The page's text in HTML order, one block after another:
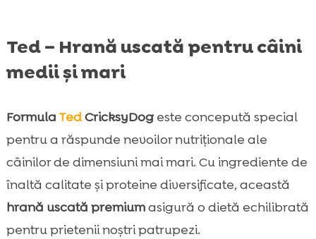
Ted – Hrană uscată pentru câini
medii și mari
Formula TedCricksyDogeste concepută special
pentru a răspunde nevoilor nutriționale ale
câinilor de dimensiuni mai mari. Cu ingrediente de
înaltă calitate și proteine diversificate, această
hrană uscată premiumasigură o dietă echilibrată
pentru prietenii noștri patrupezi.